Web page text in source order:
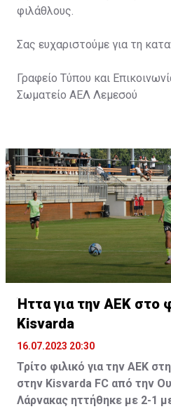
φιλάθλους.
Σας ευχαριστούμε για τη
Γραφείο Τύπου και
Σωματείο ΑΕΛ Λεμεσού
Ήττα για την ΑΕΚ στο
Kisvarda
16.07.2023 20:30
Τρίτο φιλικό για την ΑΕΚ
στην Kisvarda FC από την
Λάρνακας ηττήθηκε με 2-1